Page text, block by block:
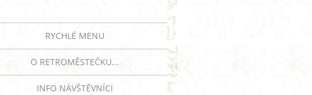
RYCHLÉ MENU
O RETROMĚSTEČKU...
INFO NÁVŠTĚVNÍCI